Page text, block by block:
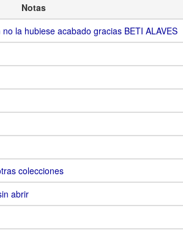
Notas
la hubiese acabado gracias BETI ALAVES
colecciones
abrir